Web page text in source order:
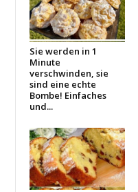
Sie werden in 1
Minute
verschwinden, sie
sind eine echte
Bombe! Einfaches
und...